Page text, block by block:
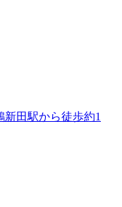
田駅から徒歩約1